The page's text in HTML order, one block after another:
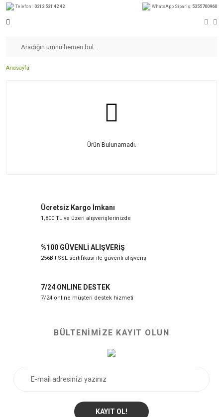
Telefon : 0212 521 42 42 WhatsApp Sipariş: 5355700960
Anasayfa
Ürün Bulunamadı.
Ücretsiz Kargo İmkanı
1,800 TL ve üzeri alışverişlerinizde
%100 GÜVENLİ ALIŞVERİŞ
256Bit SSL sertifikası ile güvenli alışveriş
7/24 ONLINE DESTEK
7/24 online müşteri destek hizmeti
BÜLTENİMİZE KAYIT OLUN
KAYIT OL!